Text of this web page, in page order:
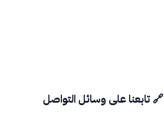
🔗 تابعنا على وسائل التواصل